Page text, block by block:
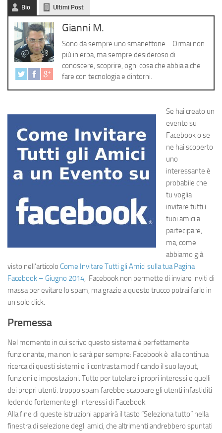
Privacy
Cerca
Bio Ultimi Post
Gianni M.
Sono da sempre uno smanettone… Ormai non
più in erba, ma sempre desideroso di
conoscere, scoprire, ogni cosa che abbia a che
fare con tecnologia e dintorni.
Se hai creato un
evento su
Facebook o se
ne hai scoperto
uno
interessante è
probabile che
tu voglia
invitare tutti i
tuoi amici a
partecipare,
ma, come
abbiamo già
visto nell’articolo Come Invitare Tutti gli Amici sulla tua Pagina
Facebook – Giugno 2014, Facebook non permette di inviare inviti di
massa per evitare lo spam, ma grazie a questo trucco potrai farlo in
un solo click.
Premessa
Nel momento in cui scrivo questo sistema è perfettamente
funzionante, ma non lo sarà per sempre: Facebook è alla continua
ricerca di questi sistemi e li contrasta modificando il suo layout,
funzioni e impostazioni. Tutto per tutelare i propri interessi e quelli
dei propri utenti: troppo spam farebbe scappare gli utenti infastiditi
ledendo fortemente gli interessi di Facebook.
Alla fine di queste istruzioni apparirà il tasto “Seleziona tutto” nella
finestra di selezione degli amici, che altrimenti andrebbero spuntati